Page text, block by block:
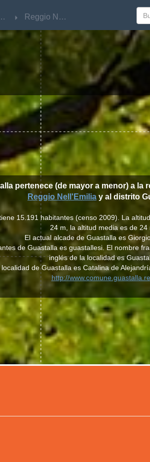
Reggio Nell'Emilia
pertenece (de mayor a menor) a la
Reggio Nell'Emilia y al distrito
15.191 habitantes (censo 2009). La
24 m, la altitud media es de 24
El actual alcade de Guastalla es
de Guastalla es guastallesi. El nombre
inglés de la localidad es
de Guastalla es Catalina de
http://
Reggio Nell'Emilia